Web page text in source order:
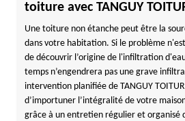
toiture avec TANGUY
Une toiture non étanche peut être la
dans votre habitation. Si le problème
de découvrir l’origine de l'infiltration
temps n’engendrera pas une grave
intervention planifiée de TANGUY
d’importuner l’intégralité de votre
grâce à un entretien régulier et organisé